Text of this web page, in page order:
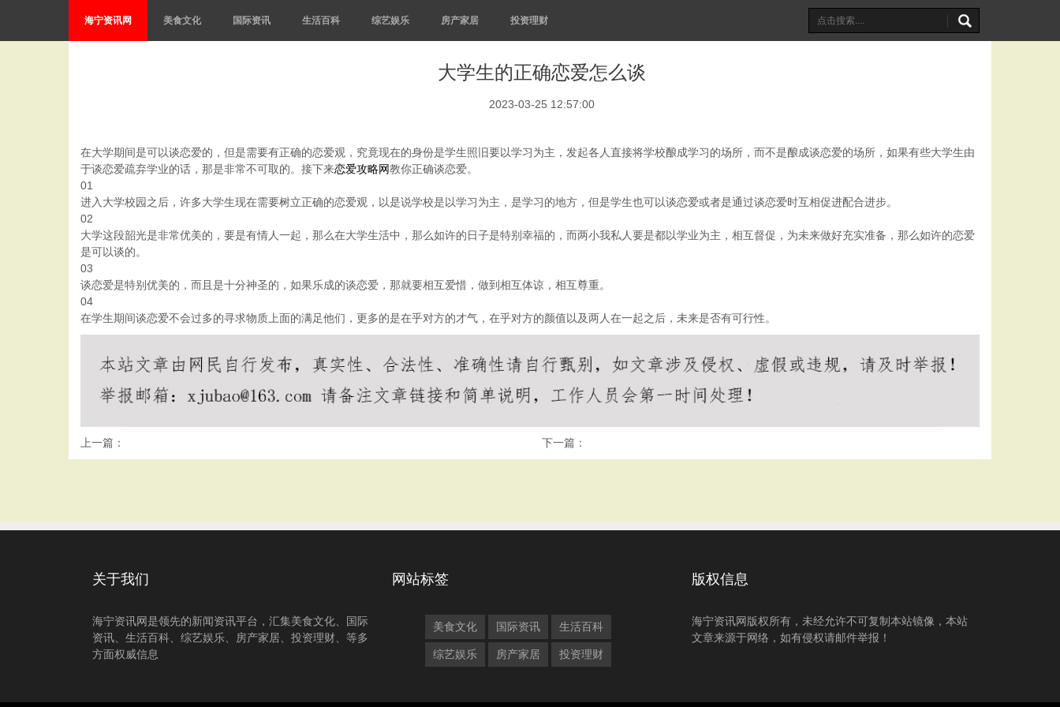
海宁资讯网 美食文化 国际资讯 生活百科 综艺娱乐 房产家居 投资理财
大学生的正确恋爱怎么谈
2023-03-25 12:57:00
在大学期间是可以谈恋爱的，但是需要有正确的恋爱观，究竟现在的身份是学生照旧要以学习为主，发起各人直接将学校酿成学习的场所，而不是酿成谈恋爱的场所，如果有些大学生由
于谈恋爱疏弃学业的话，那是非常不可取的。接下来恋爱攻略网教你正确谈恋爱。
01
进入大学校园之后，许多大学生现在需要树立正确的恋爱观，以是说学校是以学习为主，是学习的地方，但是学生也可以谈恋爱或者是通过谈恋爱时互相促进配合进步。
02
大学这段韶光是非常优美的，要是有情人一起，那么在大学生活中，那么如许的日子是特别幸福的，而两小我私人要是都以学业为主，相互督促，为未来做好充实准备，那么如许的恋爱
是可以谈的。
03
谈恋爱是特别优美的，而且是十分神圣的，如果乐成的谈恋爱，那就要相互爱惜，做到相互体谅，相互尊重。
04
在学生期间谈恋爱不会过多的寻求物质上面的满足他们，更多的是在乎对方的才气，在乎对方的颜值以及两人在一起之后，未来是否有可行性。
上一篇： 下一篇：
关于我们
海宁资讯网是领先的新闻资讯平台，汇集美食文化、国际
资讯、生活百科、综艺娱乐、房产家居、投资理财、等多
方面权威信息
网站标签
美食文化 国际资讯 生活百科
综艺娱乐 房产家居 投资理财
版权信息
海宁资讯网版权所有，未经允许不可复制本站镜像，本站
文章来源于网络，如有侵权请邮件举报！